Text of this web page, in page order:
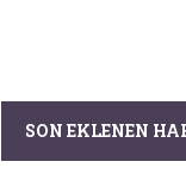
SON EKLENEN